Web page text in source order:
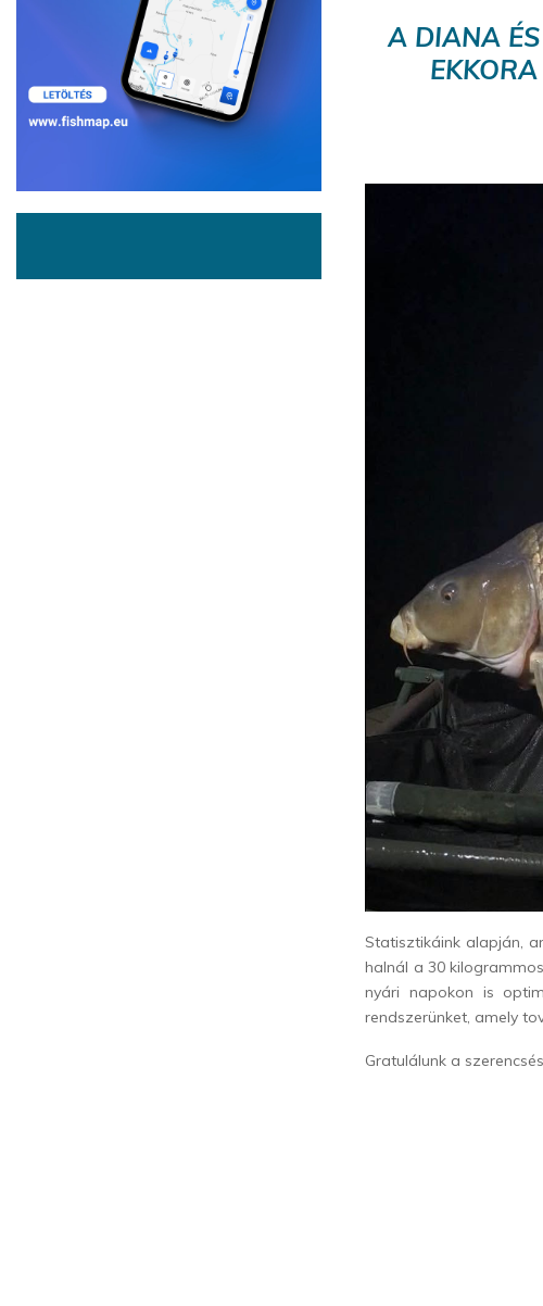
A DIANA
Statisztikáink alapján,
halnál a 30
nyári napokon is
rendszerünket, amely
Gratulálunk a